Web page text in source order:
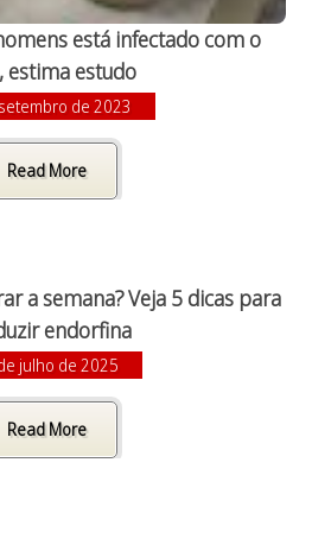
está infectado com o
estima estudo
de 2023
Read More
a semana? Veja 5 dicas para
endorfina
julho de 2025
Read More